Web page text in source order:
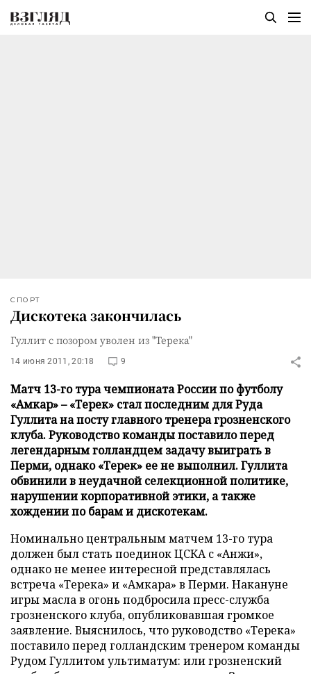
СПОРТ
Дискотека закончилась
Гуллит с позором уволен из "Терека"
14 июня 2011, 20:18 9
Матч 13-го тура чемпионата России по футболу
«Амкар» – «Терек» стал последним для Руда
Гуллита на посту главного тренера грозненского
клуба. Руководство команды поставило перед
легендарным голландцем задачу выиграть в
Перми, однако «Терек» ее не выполнил. Гуллита
обвинили в неудачной селекционной политике,
нарушении корпоративной этики, а также
хождении по барам и дискотекам.
Номинально центральным матчем 13-го тура
должен был стать поединок ЦСКА с «Анжи»,
однако не менее интересной представлялась
встреча «Терека» и «Амкара» в Перми. Накануне
игры масла в огонь подбросила пресс-служба
грозненского клуба, опубликовавшая громкое
заявление. Выяснилось, что руководство «Терека»
поставило перед голландским тренером команды
Рудом Гуллитом ультиматум: или грозненский